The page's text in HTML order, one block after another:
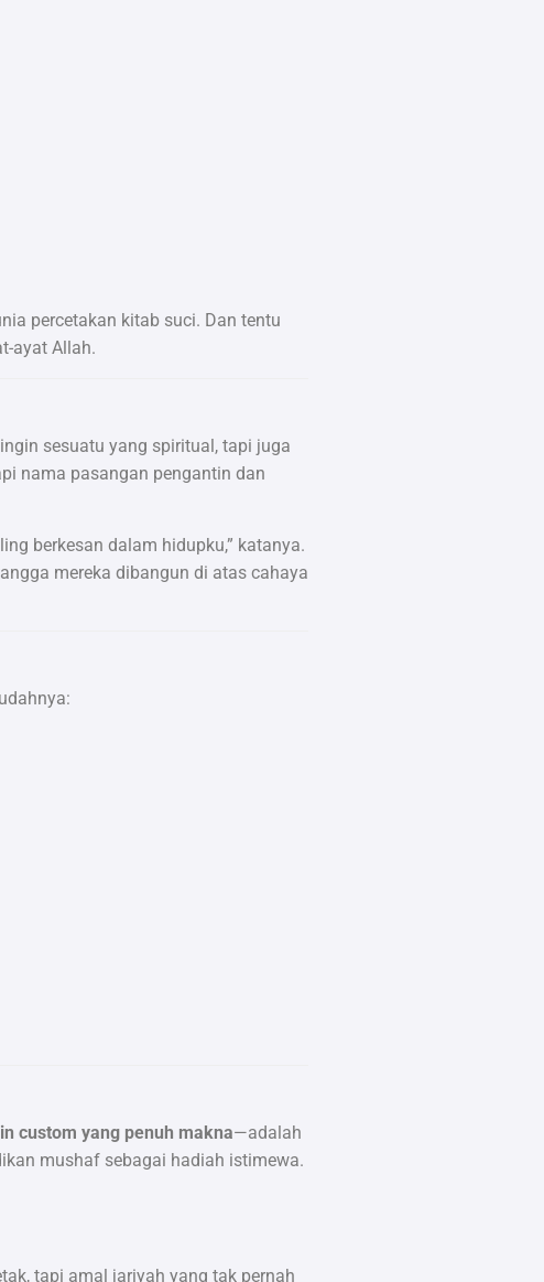
percetakan kitab suci. Dan tentu
ayat Allah.
sesuatu yang spiritual, tapi juga
nama pasangan pengantin dan
berkesan dalam hidupku,” katanya.
mereka dibangun di atas cahaya
custom yang penuh makna—adalah
mushaf sebagai hadiah istimewa.
tapi amal jariyah yang tak pernah